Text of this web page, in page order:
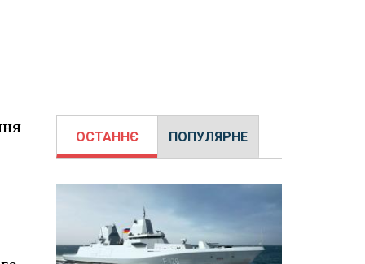
ОСТАННЄ ПОПУЛЯРНЕ